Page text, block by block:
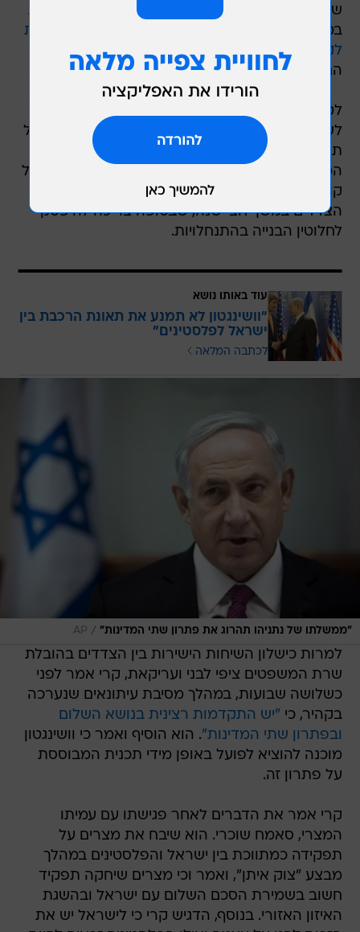
שהנהגת הרשות נחושה להציג את תכניתה המדינית
במועצת הביטחון של האו"ם, בכוונתה
לתת הזדמנות
לקרי להציג את יוזמת השלוםשגיבש במהלך
החודשיים הקרובים, עד סוף השנה הנוכחית.
לטענת המקורות הפלסטיניים, אם תשוב ההנהגה
לשולחן המשא ומתן, הדבר יקרה רק לאחר שישראל
תהיה מוכנה לשרטט את הגבולות המדויקים של
המדינה הפלסטינית העתידית, אשר יהיו מבוססים על
קווי 1967. לאחר מכן יוסיפו להתנהל שיחות בין
הצדדים במשך חצי שנה, שבסופה צריכה להיפסק
לחלוטין הבנייה בהתנחלויות.
עוד באותו נושא
"וושינגטון לא תמנע את תאונת הרכבת בין
ישראל לפלסטינים"
לכתבה המלאה
"ממשלתו של נתניהו תהרוג את פתרון שתי המדינות" /
AP
למרות כישלון השיחות הישירות בין הצדדים בהובלת
שרת המשפטים ציפי לבני ועריקאת, קרי אמר לפני
כשלושה שבועות, במהלך מסיבת עיתונאים שנערכה
בקהיר, כי "יש התקדמות רצינית בנושא השלום
ובפתרון שתי המדינות". הוא הוסיף ואמר כי וושינגטון
מוכנה להוציא לפועל באופן מידי תכנית המבוססת
על פתרון זה.
קרי אמר את הדברים לאחר פגישתו עם עמיתו
המצרי, סאמח שוכרי. הוא שיבח את מצרים על
תפקידה כמתווכת בין ישראל והפלסטינים במהלך
מבצע "צוק איתן", ואמר וכי מצרים שיחקה תפקיד
חשוב בשמירת הסכם השלום עם ישראל ובהשגת
האיזון האזורי. בנוסף, הדגיש קרי כי לישראל יש את